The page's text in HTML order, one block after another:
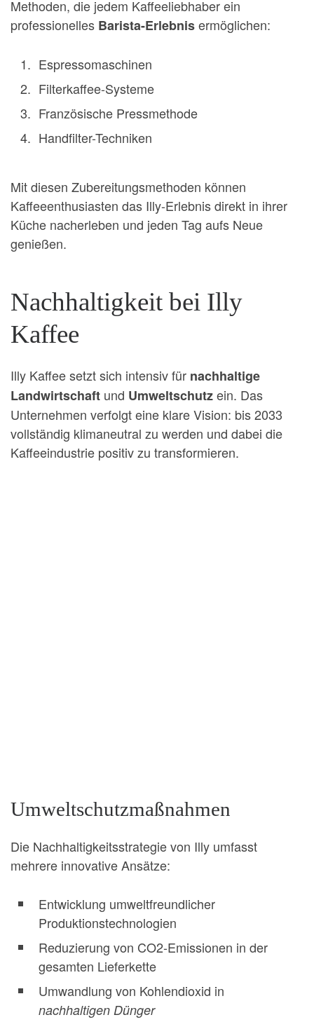
Methoden, die jedem Kaffeeliebhaber ein
professionelles Barista-Erlebnisermöglichen:
Espressomaschinen
Filterkaffee-Systeme
Französische Pressmethode
Handfilter-Techniken
Mit diesen Zubereitungsmethoden können
Kaffeeenthusiasten das Illy-Erlebnis direkt in ihrer
Küche nacherleben und jeden Tag aufs Neue
genießen.
Nachhaltigkeit bei Illy
Kaffee
Illy Kaffee setzt sich intensiv für nachhaltige
Landwirtschaft und Umweltschutzein. Das
Unternehmen verfolgt eine klare Vision: bis 2033
vollständig klimaneutral zu werden und dabei die
Kaffeeindustrie positiv zu transformieren.
Umweltschutzmaßnahmen
Die Nachhaltigkeitsstrategie von Illy umfasst
mehrere innovative Ansätze:
Entwicklung umweltfreundlicher
Produktionstechnologien
Reduzierung von CO2-Emissionen in der
gesamten Lieferkette
Umwandlung von Kohlendioxid in
nachhaltigen Dünger